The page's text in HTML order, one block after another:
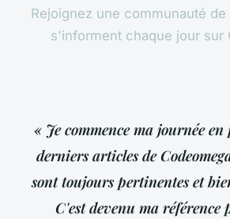
Rejoignez une communauté
s'informent chaque jour sur
« Je commence ma journée
derniers articles de
sont toujours pertinentes et
C'est devenu ma référence